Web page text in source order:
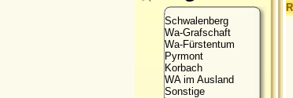
Schwalenberg
Wa-Grafschaft
Wa-Fürstentum
Pyrmont
Korbach
WA im Ausland
Sonstige